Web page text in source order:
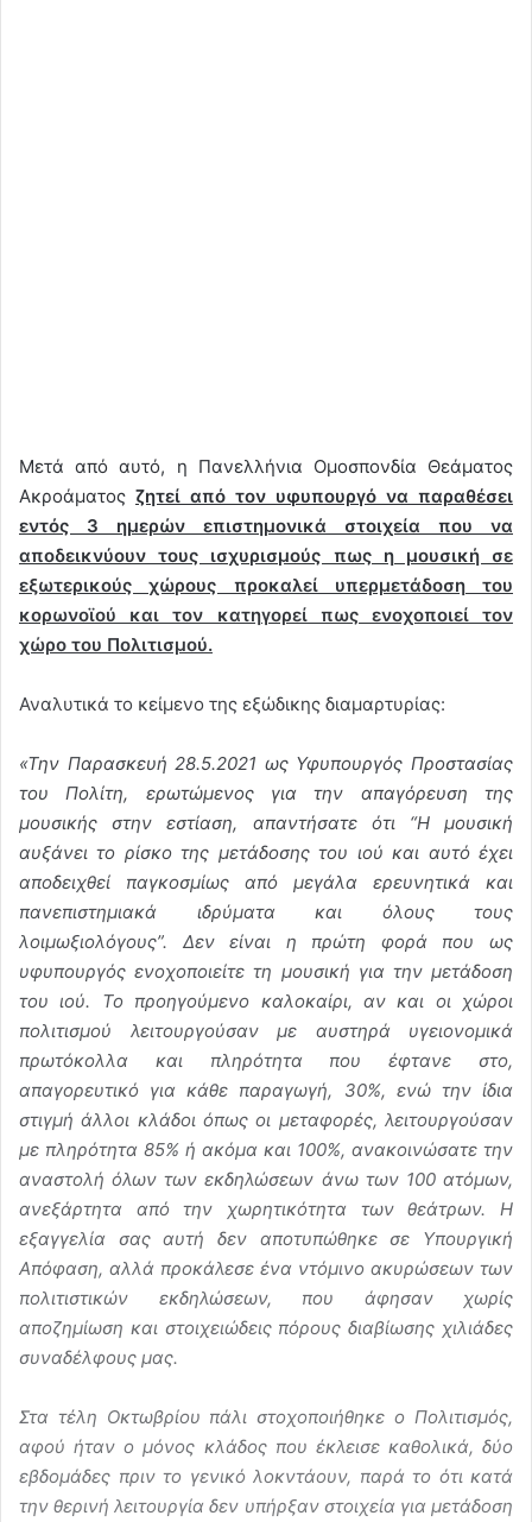
Μετά από αυτό, η Πανελλήνια Ομοσπονδία Θεάματος
Ακροάματος ζητεί από τον υφυπουργό να παραθέσει
εντός 3 ημερών επιστημονικά στοιχεία που να
αποδεικνύουν τους ισχυρισμούς πως η μουσική σε
εξωτερικούς χώρους προκαλεί υπερμετάδοση του
κορωνοϊού και τον κατηγορεί πως ενοχοποιεί τον
χώρο του Πολιτισμού.
Αναλυτικά το κείμενο της εξώδικης διαμαρτυρίας:
«Την Παρασκευή 28.5.2021 ως Υφυπουργός Προστασίας
του Πολίτη, ερωτώμενος για την απαγόρευση της
μουσικής στην εστίαση, απαντήσατε ότι “Η μουσική
αυξάνει το ρίσκο της μετάδοσης του ιού και αυτό έχει
αποδειχθεί παγκοσμίως από μεγάλα ερευνητικά και
πανεπιστημιακά ιδρύματα και όλους τους
λοιμωξιολόγους”. Δεν είναι η πρώτη φορά που ως
υφυπουργός ενοχοποιείτε τη μουσική για την μετάδοση
του ιού. Το προηγούμενο καλοκαίρι, αν και οι χώροι
πολιτισμού λειτουργούσαν με αυστηρά υγειονομικά
πρωτόκολλα και πληρότητα που έφτανε στο,
απαγορευτικό για κάθε παραγωγή, 30%, ενώ την ίδια
στιγμή άλλοι κλάδοι όπως οι μεταφορές, λειτουργούσαν
με πληρότητα 85% ή ακόμα και 100%, ανακοινώσατε την
αναστολή όλων των εκδηλώσεων άνω των 100 ατόμων,
ανεξάρτητα από την χωρητικότητα των θεάτρων. Η
εξαγγελία σας αυτή δεν αποτυπώθηκε σε Υπουργική
Απόφαση, αλλά προκάλεσε ένα ντόμινο ακυρώσεων των
πολιτιστικών εκδηλώσεων, που άφησαν χωρίς
αποζημίωση και στοιχειώδεις πόρους διαβίωσης χιλιάδες
συναδέλφους μας.
Στα τέλη Οκτωβρίου πάλι στοχοποιήθηκε ο Πολιτισμός,
αφού ήταν ο μόνος κλάδος που έκλεισε καθολικά, δύο
εβδομάδες πριν το γενικό λοκντάουν, παρά το ότι κατά
την θερινή λειτουργία δεν υπήρξαν στοιχεία για μετάδοση